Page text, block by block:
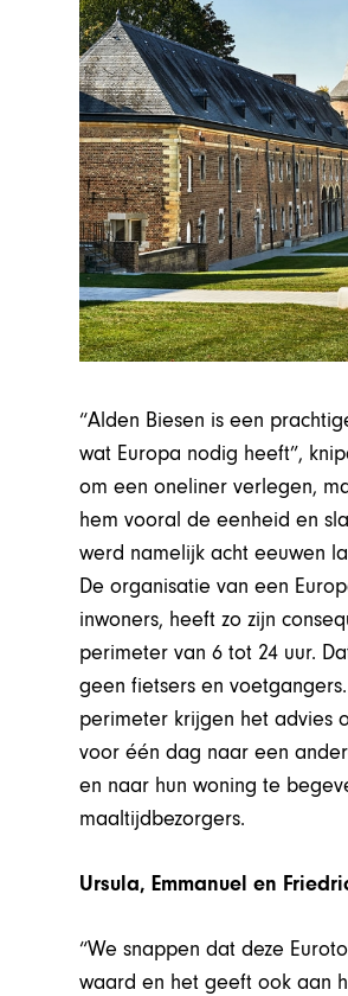
“Alden Biesen is een
wat Europa nodig heeft”,
om een oneliner verlegen,
hem vooral de eenheid en
werd namelijk acht eeuwen
De organisatie van een
inwoners, heeft zo zijn
perimeter van 6 tot 24 uur.
geen fietsers en
perimeter krijgen het advies
voor één dag naar een
en naar hun woning te
maaltijdbezorgers.
Ursula, Emmanuel en
“We snappen dat deze
waard en het geeft ook aan